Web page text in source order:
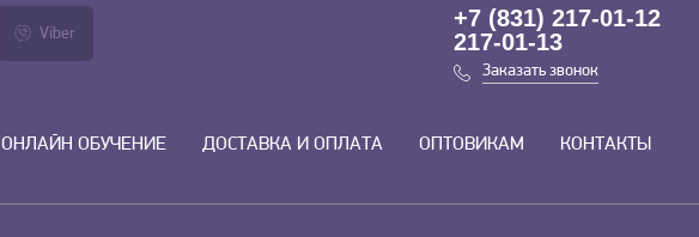
Viber
+7 (831) 217-01-12
217-01-13
Заказать звонок
ОНЛАЙН ОБУЧЕНИЕ ДОСТАВКА И ОПЛАТА ОПТОВИКАМ КОНТАКТЫ